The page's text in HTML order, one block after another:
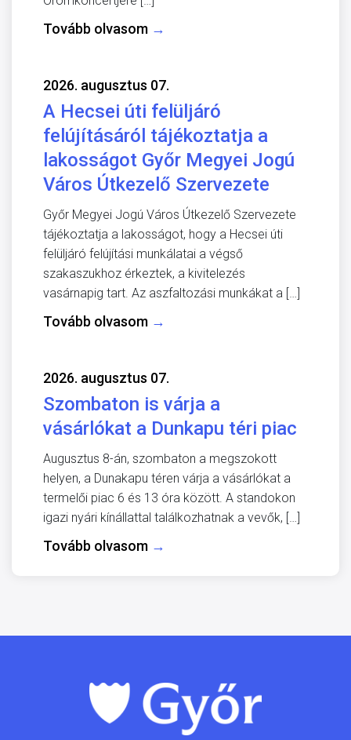
Tovább olvasom →
2026. augusztus 07.
A Hecsei úti felüljáró
felújításáról tájékoztatja a
lakosságot Győr Megyei Jogú
Város Útkezelő Szervezete
Győr Megyei Jogú Város Útkezelő Szervezete
tájékoztatja a lakosságot, hogy a Hecsei úti
felüljáró felújítási munkálatai a végső
szakaszukhoz érkeztek, a kivitelezés
vasárnapig tart. Az aszfaltozási munkákat a […]
Tovább olvasom →
2026. augusztus 07.
Szombaton is várja a
vásárlókat a Dunkapu téri piac
Augusztus 8-án, szombaton a megszokott
helyen, a Dunakapu téren várja a vásárlókat a
termelői piac 6 és 13 óra között. A standokon
igazi nyári kínállattal találkozhatnak a vevők, […]
Tovább olvasom →